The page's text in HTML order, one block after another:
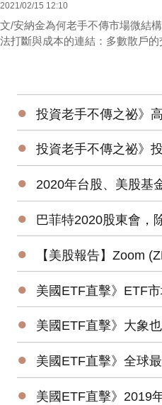
2021/02/15 12:10
文/安納金為何老手不傳市場微結
法打斷與成本的連結：多數散戶的
● 投資老手不傳之祕》高手的養成3階段：開放心胸 + 廣
● 投資老手不傳之祕》投資、投機、避險——3種部位
● 2020年台股、美股基金最風光，平均績效超過15%，能源基金
● 巴菲特2020股東會，除了Q1虧損，接下來投資人應
● 【美股報告】Zoom (ZM) 受惠疫情，
● 美國ETF直擊》ETF市場老將新兵爭鋒，誰是資
● 美國ETF直擊》大象也會跳舞？2019美國主動ETF
● 美國ETF直擊》全球最大的ETF是它⋯⋯1
● 美國ETF直擊》2019年短期、低風險的固定收